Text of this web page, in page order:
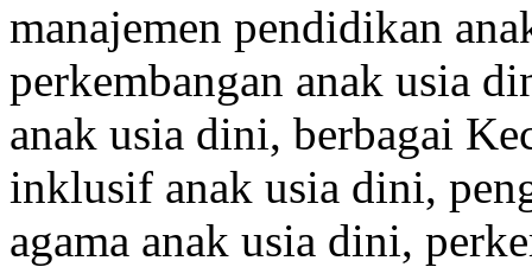
manajemen pendidikan
perkembangan anak usia
anak usia dini, berbagai
inklusif anak usia dini,
agama anak usia dini,